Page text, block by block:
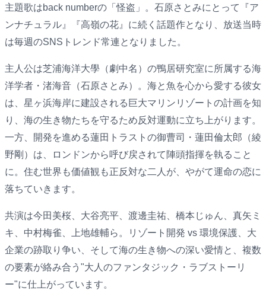
主題歌はback numberの「怪盗」。石原さとみにとって『ア
ンナチュラル』『高嶺の花』に続く話題作となり、放送当時
は毎週のSNSトレンド常連となりました。
主人公は芝浦海洋大學（劇中名）の鴨居研究室に所属する海
洋学者・渚海音（石原さとみ）。海と魚を心から愛する彼女
は、星ヶ浜海岸に建設される巨大マリンリゾートの計画を知
り、海の生き物たちを守るため反対運動に立ち上がります。
一方、開発を進める蓮田トラストの御曹司・蓮田倫太郎（綾
野剛）は、ロンドンから呼び戻されて陣頭指揮を執ること
に。住む世界も価値観も正反対な二人が、やがて運命の恋に
落ちていきます。
共演は今田美桜、大谷亮平、渡邊圭祐、橋本じゅん、真矢ミ
キ、中村梅雀、上地雄輔ら。リゾート開発 vs 環境保護、大
企業の跡取り争い、そして海の生き物への深い愛情と、複数
の要素が絡み合う"大人のファンタジック・ラブストーリ
ー"に仕上がっています。